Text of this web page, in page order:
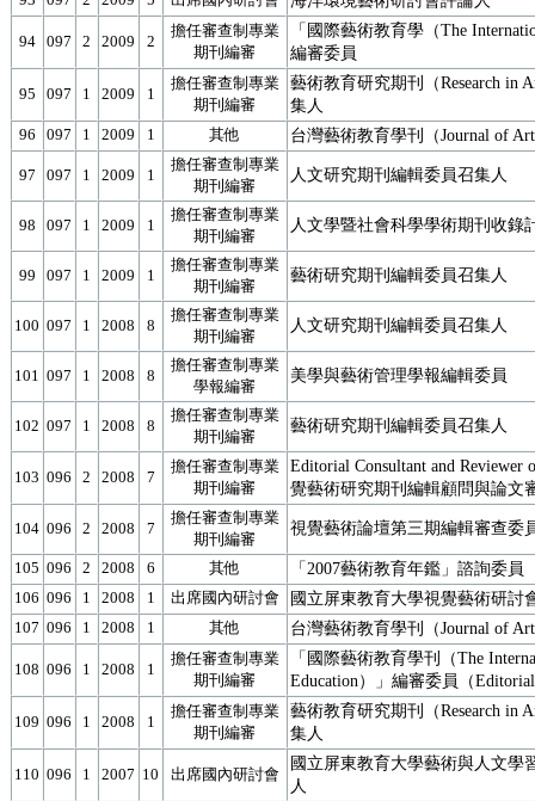
94 097 2 2009 2
擔任審查制專業
期刊編審
「國際藝術教育學（The
編審委員
95 097 1 2009 1
擔任審查制專業
期刊編審
藝術教育研究期刊（Research in
集人
96 097 1 2009 1 其他 台灣藝術教育學刊（Journal of
97 097 1 2009 1
擔任審查制專業
期刊編審
人文研究期刊編輯委員召集人
98 097 1 2009 1
擔任審查制專業
期刊編審
人文學暨社會科學學術期刊收錄
99 097 1 2009 1
擔任審查制專業
期刊編審
藝術研究期刊編輯委員召集人
100 097 1 2008 8
擔任審查制專業
期刊編審
人文研究期刊編輯委員召集人
101 097 1 2008 8
擔任審查制專業
學報編審
美學與藝術管理學報編輯委員
102 097 1 2008 8
擔任審查制專業
期刊編審
藝術研究期刊編輯委員召集人
103 096 2 2008 7
擔任審查制專業
期刊編審
Editorial Consultant and Reviewer
覺藝術研究期刊編輯顧問與論文
104 096 2 2008 7
擔任審查制專業
期刊編審
視覺藝術論壇第三期編輯審查委
105 096 2 2008 6 其他 「2007藝術教育年鑑」諮詢委員
106 096 1 2008 1 出席國內研討會 國立屏東教育大學視覺藝術研討
107 096 1 2008 1 其他 台灣藝術教育學刊（Journal of
108 096 1 2008 1
擔任審查制專業
期刊編審
「國際藝術教育學刊（The
Education）」編審委員（
109 096 1 2008 1
擔任審查制專業
期刊編審
藝術教育研究期刊（Research in
集人
110 096 1 2007 10 出席國內研討會
國立屏東教育大學藝術與人文學
人